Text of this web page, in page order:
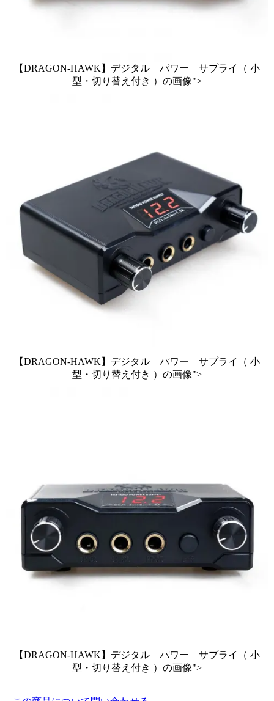
【DRAGON-HAWK】デジタル パワー サプライ（ 小
型・切り替え付き ）の画像">
【DRAGON-HAWK】デジタル パワー サプライ（ 小
型・切り替え付き ）の画像">
【DRAGON-HAWK】デジタル パワー サプライ（ 小
型・切り替え付き ）の画像">